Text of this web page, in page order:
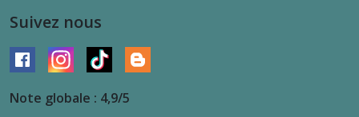
Suivez nous
Note globale : 4,9/5